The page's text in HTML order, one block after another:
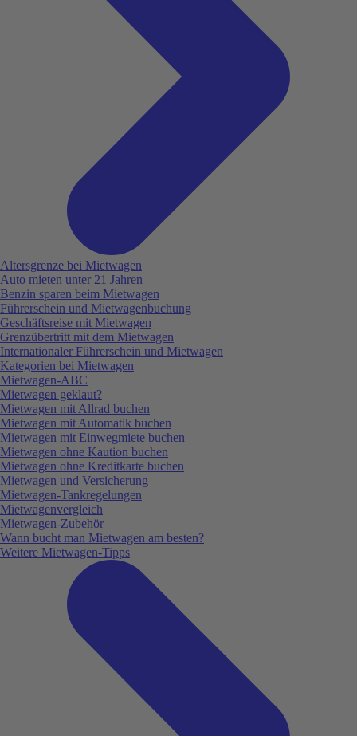
Altersgrenze bei Mietwagen
Auto mieten unter 21 Jahren
Benzin sparen beim Mietwagen
Führerschein und Mietwagenbuchung
Geschäftsreise mit Mietwagen
Grenzübertritt mit dem Mietwagen
Internationaler Führerschein und Mietwagen
Kategorien bei Mietwagen
Mietwagen-ABC
Mietwagen geklaut?
Mietwagen mit Allrad buchen
Mietwagen mit Automatik buchen
Mietwagen mit Einwegmiete buchen
Mietwagen ohne Kaution buchen
Mietwagen ohne Kreditkarte buchen
Mietwagen und Versicherung
Mietwagen-Tankregelungen
Mietwagenvergleich
Mietwagen-Zubehör
Wann bucht man Mietwagen am besten?
Weitere Mietwagen-Tipps